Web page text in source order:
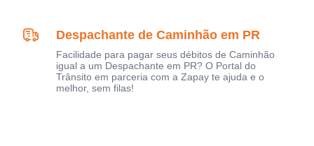
Despachante de Caminhão em PR
Facilidade para pagar seus débitos de Caminhão
igual a um Despachante em PR? O Portal do
Trânsito em parceria com a Zapay te ajuda e o
melhor, sem filas!